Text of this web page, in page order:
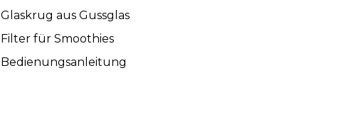
Glaskrug aus Gussglas
Filter für Smoothies
Bedienungsanleitung